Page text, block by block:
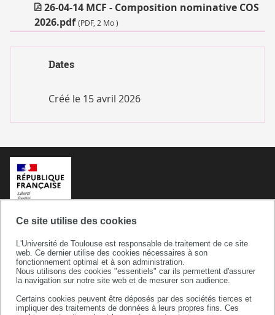
Ce site utilise des cookies
L'Université de Toulouse est responsable de traitement de ce site
web. Ce dernier utilise des cookies nécessaires à son
fonctionnement optimal et à son administration.
Nous utilisons des cookies "essentiels" car ils permettent d'assurer
la navigation sur notre site web et de mesurer son audience.
Certains cookies peuvent être déposés par des sociétés tierces et
impliquer des traitements de données à leurs propres fins. Ces
REJOINDRE
CONCOURS ET
RECRUTEMENTS
ET RECHERCH
26-04-14 MCF - Composition nominative COS
2026.pdf(PDF, 2 Mo )
Dates
Créé le 15 avril 2026
Université de Toulouse